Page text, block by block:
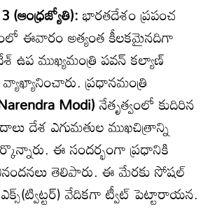
(ఆంధ్రజ్యోతి):భారతదేశం ప్రపంచ
ఈవారం అత్యంత కీలకమైనదిగా
ఉప ముఖ్యమంత్రి పవన్ కల్యాణ్
వ్యాఖ్యానించారు. ప్రధానమంత్రి
Modi)నేతృత్వంలో కుదిరిన
దేశ ఎగుమతుల ముఖచిత్రాన్ని
ఈ సందర్భంగా ప్రధానికి
తెలిపారు. ఈ మేరకు సోషల్
వేదికగా ట్వీట్ పెట్టారాయన.